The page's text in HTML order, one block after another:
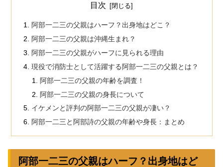
目次
阿部一二三の父親はハーフ？出身地はどこ？
阿部一二三の父親は沖縄生まれ？
阿部一二三の父親がハーフに見られる理由
現役で消防士として活躍する阿部一二三の父親とは？
阿部一二三の父親の年齢を調査！
阿部一二三の父親の身長について
イケメンと評判の阿部一二三の父親が凄い？
阿部一二三と阿部詩の父親の年齢や身長：まとめ
阿部一二三の父親はハーフ？出身地はど